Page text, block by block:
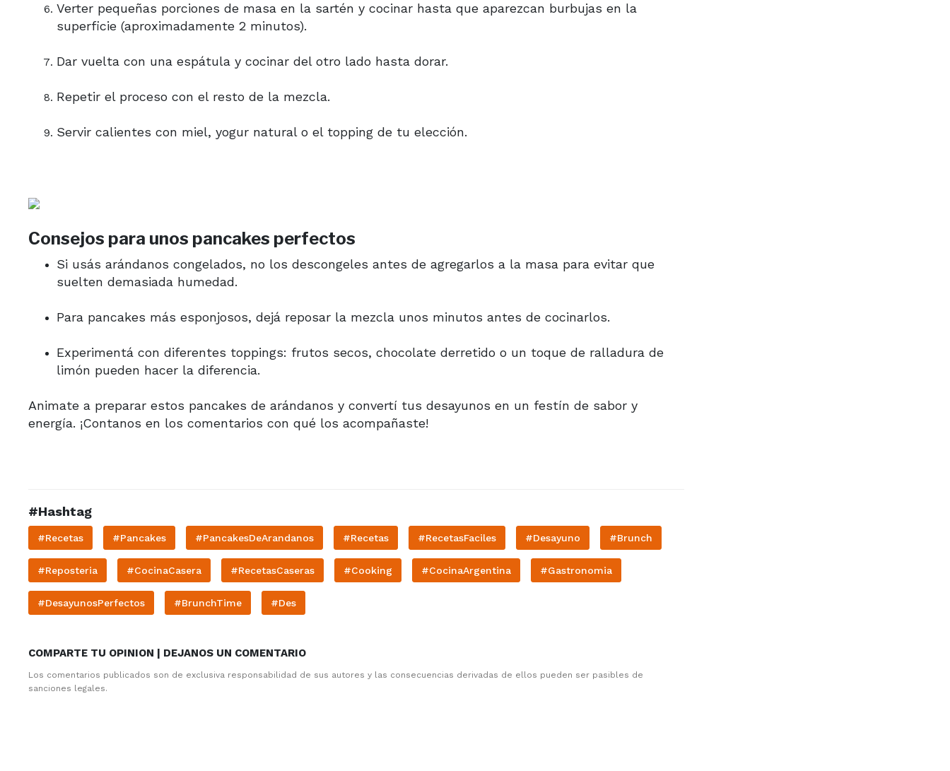
Verter pequeñas porciones de masa en la sartén y cocinar hasta que aparezcan burbujas en la
superficie (aproximadamente 2 minutos).
Dar vuelta con una espátula y cocinar del otro lado hasta dorar.
Repetir el proceso con el resto de la mezcla.
Servir calientes con miel, yogur natural o el topping de tu elección.
Consejos para unos pancakes perfectos
Si usás arándanos congelados, no los descongeles antes de agregarlos a la masa para evitar que
suelten demasiada humedad.
Para pancakes más esponjosos, dejá reposar la mezcla unos minutos antes de cocinarlos.
Experimentá con diferentes toppings: frutos secos, chocolate derretido o un toque de ralladura de
limón pueden hacer la diferencia.
Animate a preparar estos pancakes de arándanos y convertí tus desayunos en un festín de sabor y
energía. ¡Contanos en los comentarios con qué los acompañaste!
#Hashtag
#Recetas #Pancakes #PancakesDeArandanos #Recetas #RecetasFaciles #Desayuno #Brunch
#Reposteria #CocinaCasera #RecetasCaseras #Cooking #CocinaArgentina #Gastronomia
#DesayunosPerfectos #BrunchTime #Des
COMPARTE TU OPINION | DEJANOS UN COMENTARIO
Los comentarios publicados son de exclusiva responsabilidad de sus autores y las consecuencias derivadas de ellos pueden ser pasibles de
sanciones legales.